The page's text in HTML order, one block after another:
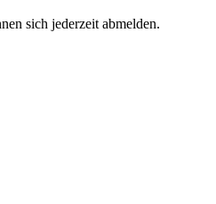
sich jederzeit abmelden.